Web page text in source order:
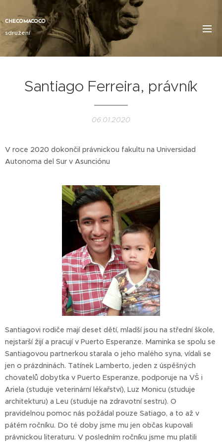
CHECOMACOCO
sdružení
Santiago Ferreira, právník
06.01.2020
V roce 2020 dokončil právnickou fakultu na Universidad
Autonoma del Sur v Asunciónu
Santiagovi rodiče mají deset dětí, mladší jsou na střední škole,
nejstarší žijí a pracují v Puerto Esperanze. Maminka se spolu se
Santiagovou partnerkou starala o jeho malého syna, vídali se
jen o prázdninách. Tatínek Lamberto, jeden z úspěšných
chovatelů dobytka v Puerto Esperanze, podporuje na VŠ i
Ariela (studuje veterinární lékařství), Luz Monicu (studuje
architekturu) a Leu (studuje na zdravotní sestru). O
pravidelnou pomoc nás požádal pouze Satiago, a to až v
pátém ročníku. Do té doby jsme mu jen občas kupovali
právnickou literaturu. V posledním ročníku jsme mu platili